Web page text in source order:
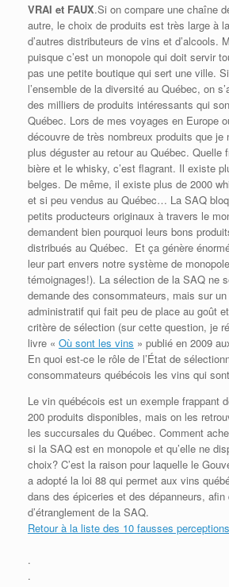
VRAI et FAUX.Si on compare une chaîne
autre, le choix de produits est très large à
d’autres distributeurs de vins et d’alcools.
puisque c’est un monopole qui doit servir
pas une petite boutique qui sert une ville.
l’ensemble de la diversité au Québec, on
des milliers de produits intéressants qui
Québec. Lors de mes voyages en Europe
découvre de très nombreux produits que je
plus déguster au retour au Québec. Quelle
bière et le whisky, c’est flagrant. Il existe
belges. De même, il existe plus de 2000
et si peu vendus au Québec… La SAQ
petits producteurs originaux à travers le
demandent bien pourquoi leurs bons
distribués au Québec. Et ça génère
leur part envers notre système de
témoignages!). La sélection de la SAQ ne
demande des consommateurs, mais sur
administratif qui fait peu de place au goût
critère de sélection (sur cette question, je
livre « Où sont les vins » publié en 2009
En quoi est-ce le rôle de l’État de
consommateurs québécois les vins qui
Le vin québécois est un exemple frappant
200 produits disponibles, mais on les
les succursales du Québec. Comment
si la SAQ est en monopole et qu’elle ne
choix? C’est la raison pour laquelle le
a adopté la loi 88 qui permet aux vins
dans des épiceries et des dépanneurs, afin
d’étranglement de la SAQ.
Retour à la liste des 10 fausses perceptions
.
.